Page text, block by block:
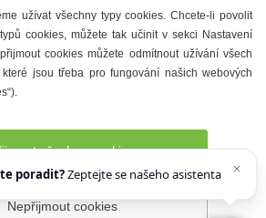
Restaurace
muzeum a galerie
Denní meníčka
Správce webu
užívat všechny typy cookies. Chcete-li povolit
cookies, můžete tak učinit v sekci Nastavení
cookies můžete odmítnout užívání všech
jsou třeba pro fungování našich webových
všechny cookies
Nepřijmout cookies